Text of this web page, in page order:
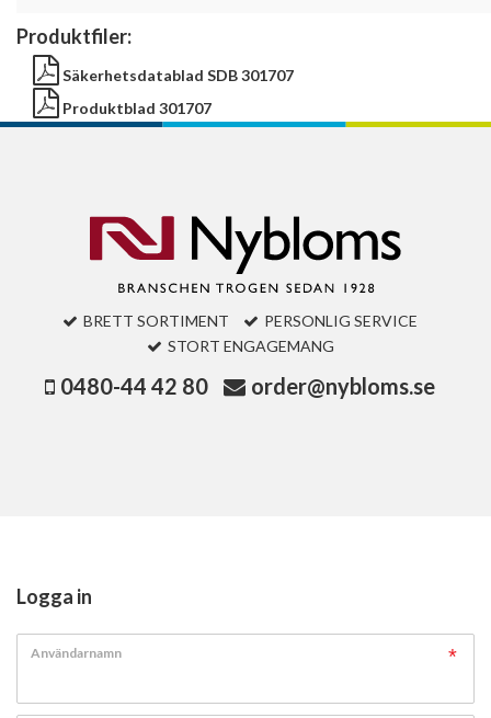
Produktfiler:
Säkerhetsdatablad SDB 301707
Produktblad 301707
BRETT SORTIMENT
PERSONLIG SERVICE
STORT ENGAGEMANG
0480-44 42 80 order@nybloms.se
Logga in
Användarnamn